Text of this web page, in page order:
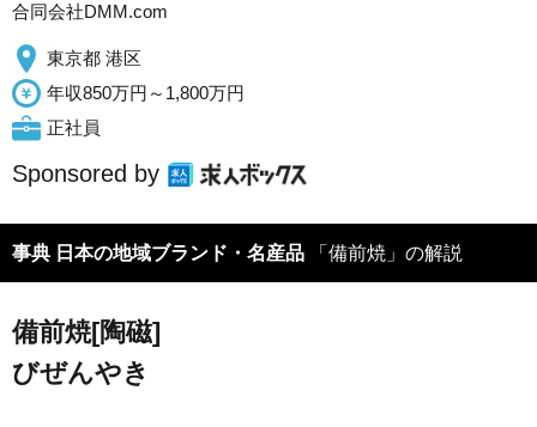
合同会社DMM.com
東京都 港区
年収850万円～1,800万円
正社員
Sponsored by
事典 日本の地域ブランド・名産品 「備前焼」の解説
備前焼[陶磁]
びぜんやき